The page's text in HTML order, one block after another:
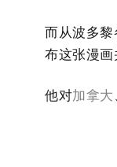
而从波多
布这张漫
他对加拿大